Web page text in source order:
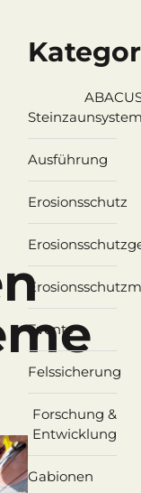
Ausführung
Erosionsschutz
Events
Felssicherung
Forschung &
Entwicklung
Gabionen